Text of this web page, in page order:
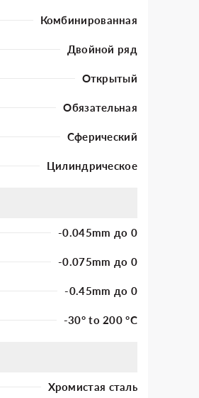
Комбинированная
Двойной ряд
Открытый
Обязательная
Сферический
Цилиндрическое
-0.045mm до 0
-0.075mm до 0
-0.45mm до 0
-30° to 200 °C
Хромистая сталь